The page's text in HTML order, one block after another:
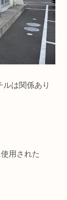
ルは関係あり
用された